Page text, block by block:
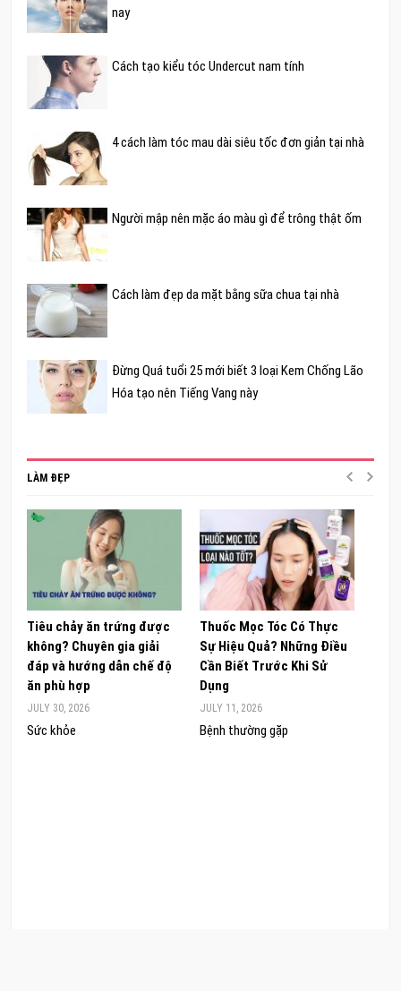
nay
Cách tạo kiểu tóc Undercut nam tính
4 cách làm tóc mau dài siêu tốc đơn giản tại nhà
Người mập nên mặc áo màu gì để trông thật ốm
Cách làm đẹp da mặt bằng sữa chua tại nhà
Đừng Quá tuổi 25 mới biết 3 loại Kem Chống Lão
Hóa tạo nên Tiếng Vang này
LÀM ĐẸP
Tiêu chảy ăn trứng được
không? Chuyên gia giải
đáp và hướng dẫn chế độ
ăn phù hợp
JULY 30, 2026
Sức khỏe
Thuốc Mọc Tóc Có Thực
Sự Hiệu Quả? Những Điều
Cần Biết Trước Khi Sử
Dụng
JULY 11, 2026
Bệnh thường gặp